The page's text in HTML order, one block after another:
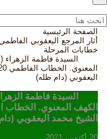
الصفحة الرئيسية
أثار المرجع اليعقوبي
خطابات المرحلة
السيدة فاطمة الزهراء
اليعقوبي (دام ظله)
السيدة فاطمة الزهراء
الشيخ محمد اليعقوبي